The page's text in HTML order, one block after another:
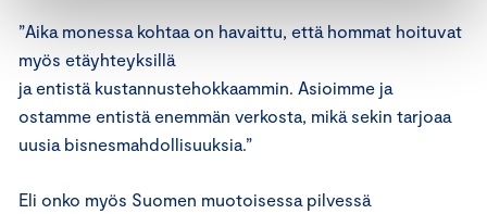
”Aika monessa kohtaa on havaittu, että hommat hoituvat
myös etäyhteyksillä
ja entistä kustannustehokkaammin. Asioimme ja
ostamme entistä enemmän verkosta, mikä sekin tarjoaa
uusia bisnesmahdollisuuksia.”
Eli onko myös Suomen muotoisessa pilvessä